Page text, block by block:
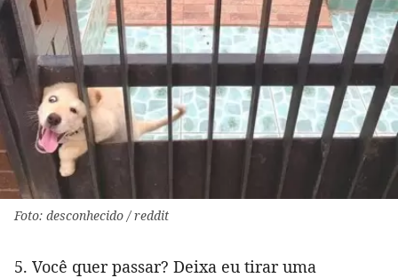
Foto: desconhecido / reddit
5. Você quer passar? Deixa eu tirar uma